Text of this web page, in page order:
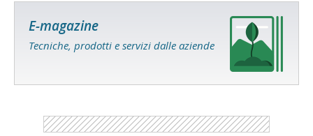
E-magazine
Tecniche, prodotti e servizi dalle aziende